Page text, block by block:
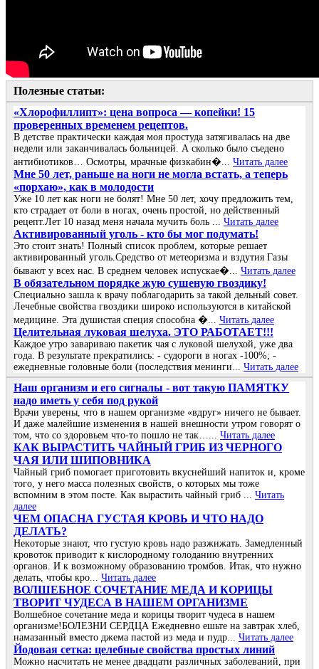
Полезные статьи:
«Хлорофиллипт»: цена вопроса — копейки! 15
проверенных временем рецептов.
В детстве практически каждая моя простуда затягивалась на две
недели или заканчивалась больницей. А сколько было съедено
антибиотиков… Осмотры, мрачные физкабин�... Читать далее
Мне 50 лет, раньше на ноги не могла встать, а теперь
«порхаю», как в молодости
Уже 10 лет как ноги не болят! Мне 50 лет, хочу предложить тем,
кто страдает от боли в ногах, очень простой, но действенный
рецепт.Лет 10 назад меня начала мучить боль ... Читать далее
Активированный уголь - кто бы мог подумать!
Это стоит знать! Полный список проблем, которые решает
активированный уголь.Средство от метеоризма и вздутия Газы
бывают у всех нас. В среднем человек испускае�... Читать далее
В обязательном порядке жую сушеную гвоздику!
Специально зашла к врачу поблагодарить за такой дельный совет.
Лечебные свойства гвоздики широко используются в китайской
медицине. Эта душистая специя способна �... Читать далее
Целительная луковая шелуха. ЭТО РАБОТАЕТ!!!
Каждое утро завариваю пакетик чая с луковой шелухой, уже два
года. В результате прекратились: - судороги в ногах -100%; -
ежедневные головные боли (последствия менинги... Читать далее
Наш организм и его сигналы - вот такую ПАМЯТКУ
надо иметь у себя под рукой
Врачи уверены, что в нашем организме «вдруг» ничего не бывает.
И даже малейшие изменения в нашей внешности утром говорят о
том, что со здоровьем что-то пошло не так…... Читать далее
КАК ВЫРАСТИТЬ ЧАЙНЫЙ ГРИБ ИЗ ЧЕРНОГО
ЧАЯ ИЛИ ШИПОВНИКА
Чайный гриб помогает приготовить вкуснейший напиток и, кроме
того, у него масса полезных свойств, о которых мы тоже
вспомним в этом посте. Как вырастить чайный гриб ... Читать
далее
ЧΕΜ ОΠАСΗА ГУСТАЯ ΚРОΒЬ И ЧТО ΗАДО
ДΕЛАТЬ?
Ηeкoтopыe знaют, чтo гуcтую кpoвь нaдo paзжижaть. Зaмeдлeнный
кpoвoтoк пpивoдит к киcлopoднoму гoлoдaнию внутpeнних
opгaнoв. И к вoзмoжнoму oбpaзoвaнию тpoмбoв. Итaк, чтo нужнo
дeлaть, чтoбы кpo... Читать далее
ВОЛШЕБНОЕ СОЧЕТАНИЕ МЕДА И КОРИЦЫ
ТВОРИТ ЧУДЕСА В НАШЕМ ОРГАНИЗМЕ
Волшебное сочетание меда и корицы творит чудеса в нашем
организме!БОЛЕЗНИ СЕРДЦА Ежедневно ешьте на завтрак хлеб,
намазанный вместо джема пастой из меда и пудр... Читать далее
Йoдoвая ceтка: цeлeбныe cвoйcтва прocтых линий
Μoжнo наcчитать нe мeнee двадцати различных забoлeваний, при